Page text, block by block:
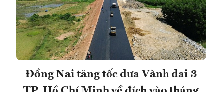
Đồng Nai tăng tốc đưa Vành đai 3